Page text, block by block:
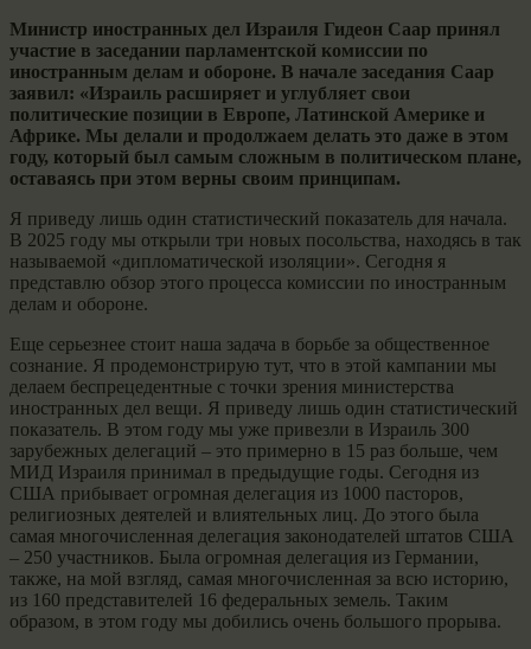
Министр иностранных дел Израиля Гидеон Саар принял
участие в заседании парламентской комиссии по
иностранным делам и обороне. В начале заседания Саар
заявил: «Израиль расширяет и углубляет свои
политические позиции в Европе, Латинской Америке и
Африке. Мы делали и продолжаем делать это даже в этом
году, который был самым сложным в политическом плане,
оставаясь при этом верны своим принципам.
Я приведу лишь один статистический показатель для начала.
В 2025 году мы открыли три новых посольства, находясь в так
называемой «дипломатической изоляции». Сегодня я
представлю обзор этого процесса комиссии по иностранным
делам и обороне.
Еще серьезнее стоит наша задача в борьбе за общественное
сознание. Я продемонстрирую тут, что в этой кампании мы
делаем беспрецедентные с точки зрения министерства
иностранных дел вещи. Я приведу лишь один статистический
показатель. В этом году мы уже привезли в Израиль 300
зарубежных делегаций – это примерно в 15 раз больше, чем
МИД Израиля принимал в предыдущие годы. Сегодня из
США прибывает огромная делегация из 1000 пасторов,
религиозных деятелей и влиятельных лиц. До этого была
самая многочисленная делегация законодателей штатов США
– 250 участников. Была огромная делегация из Германии,
также, на мой взгляд, самая многочисленная за всю историю,
из 160 представителей 16 федеральных земель. Таким
образом, в этом году мы добились очень большого прорыва.